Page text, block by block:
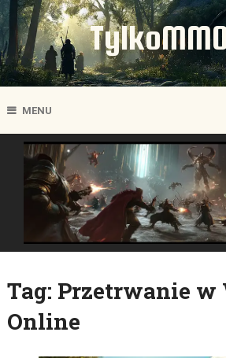
MENU
Tag: Przetrwanie w
Online